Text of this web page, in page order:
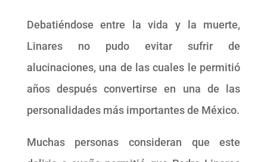
Debatiéndose entre la vida y la muerte,
Linares no pudo evitar sufrir de
alucinaciones, una de las cuales le permitió
años después convertirse en una de las
personalidades más importantes de México.
Muchas personas consideran que este